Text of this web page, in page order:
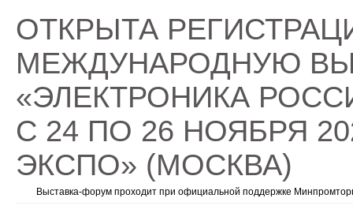
ОТКРЫТА
МЕЖДУНАРОДНУЮ
«ЭЛЕКТРОНИКА
С 24 ПО 26 НОЯБРЯ
ЭКСПО» (МОСКВА)
Выставка-форум проходит при официальной поддержке